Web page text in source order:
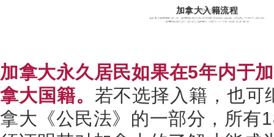
加拿大入籍流程
加拿大永久居民如果在5年内于
拿大国籍。 若不选择入籍，也可
拿大《公民法》的一部分，所有